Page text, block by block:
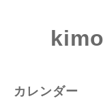
カレンダー